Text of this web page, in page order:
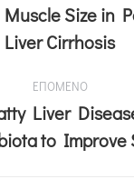
Size in
Liver Cirrhosis
ΕΠΟΜΕΝΟ
Liver
to Improve